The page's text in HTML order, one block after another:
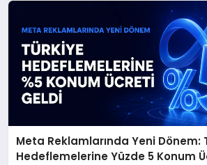
Meta Reklamlarında Yeni Dönem:
Hedeflemelerine Yüzde 5 Konum